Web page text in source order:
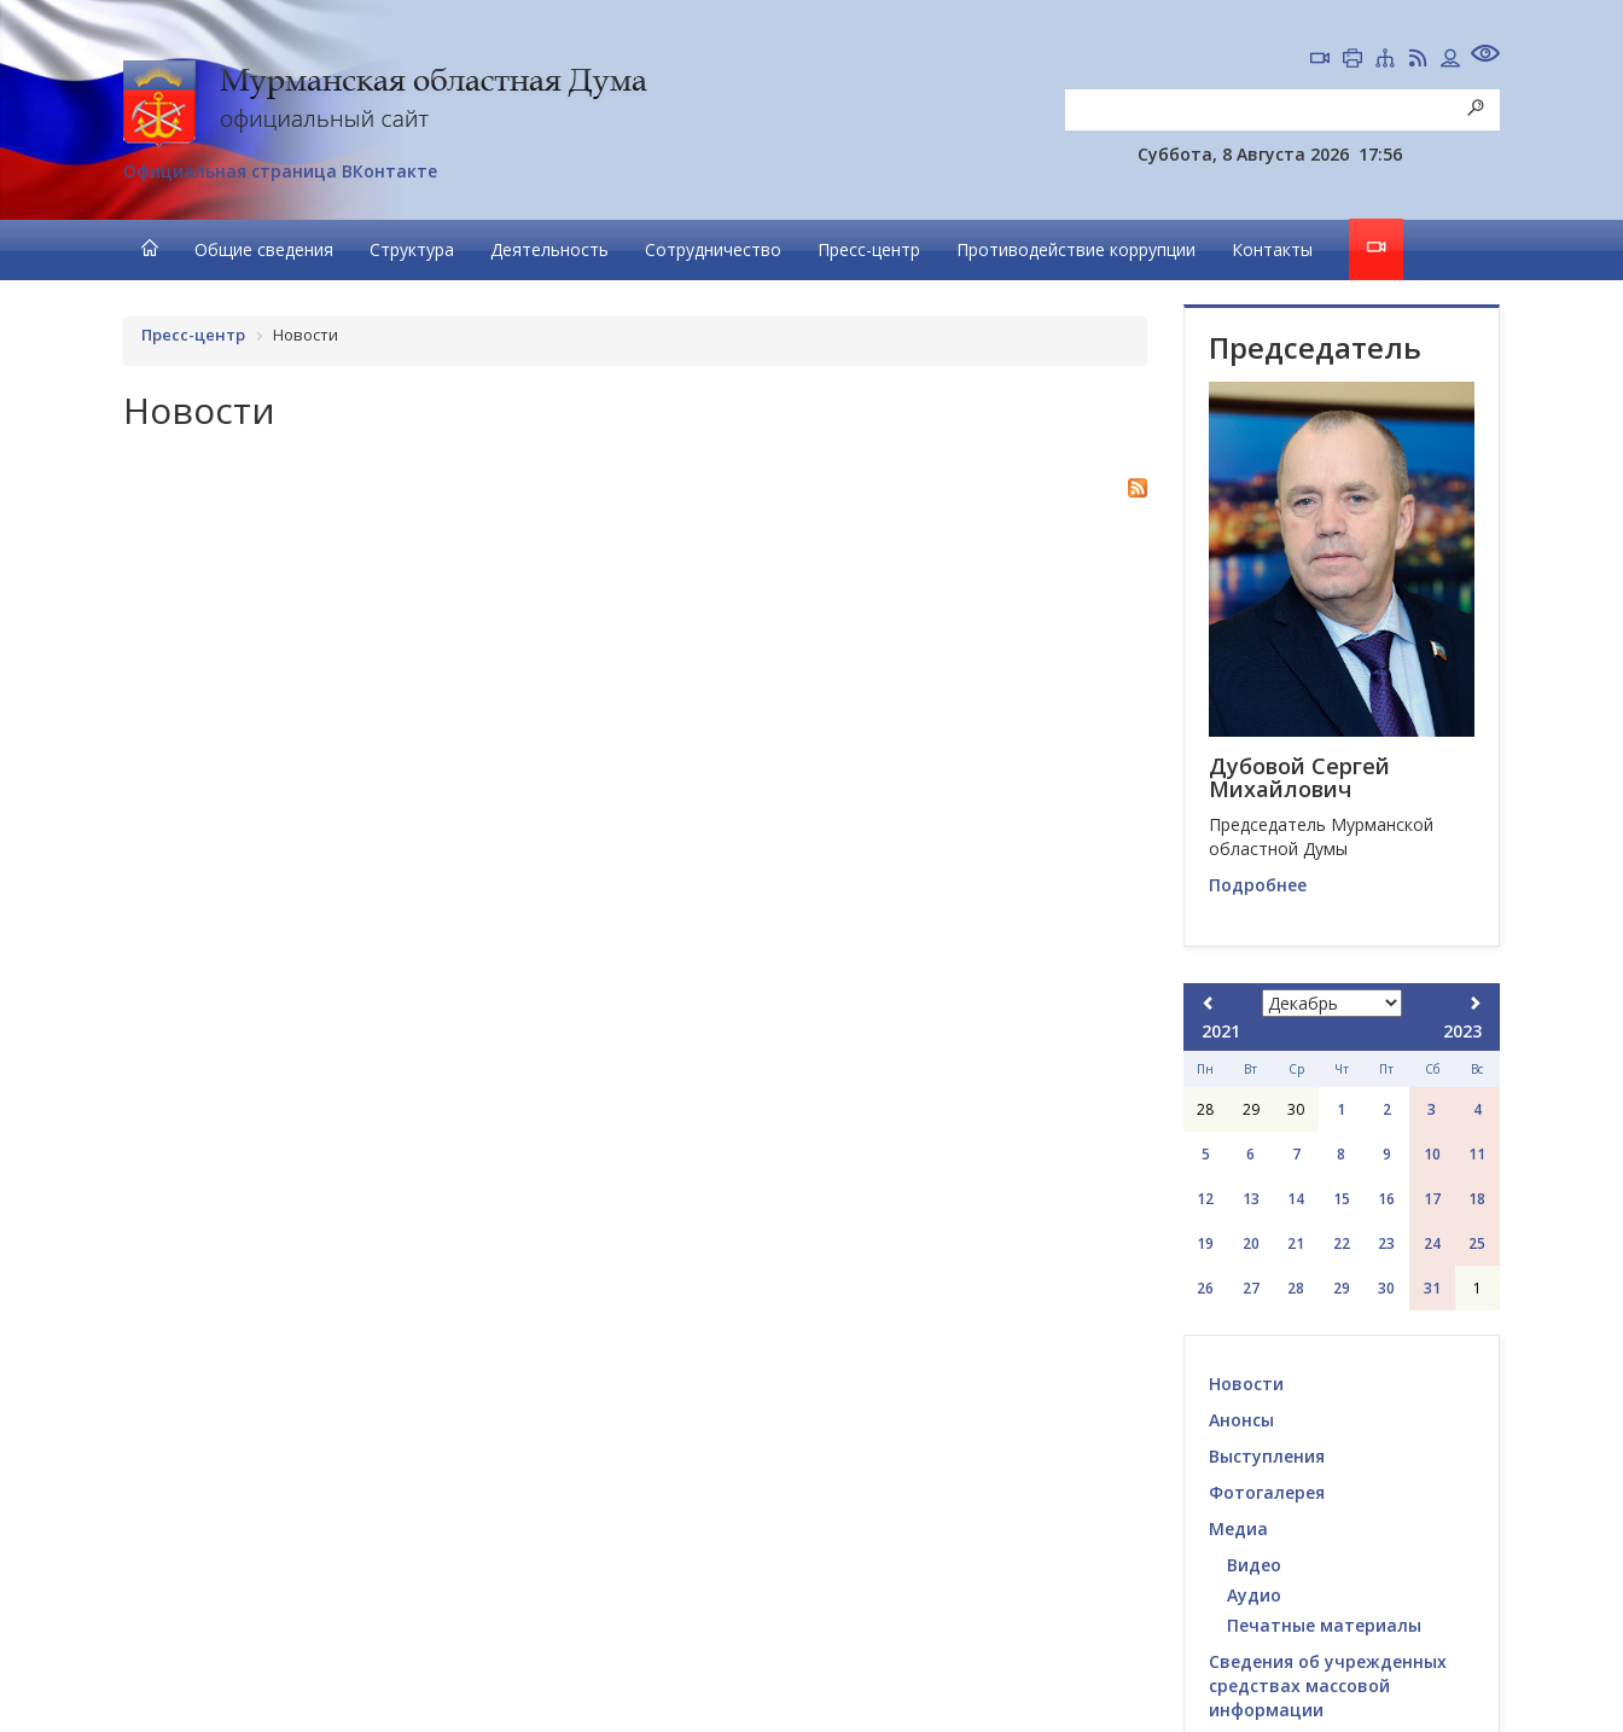
Официальная страница ВКонтакте
Суббота, 8 Августа 2026 17:56
Общие сведения Структура Деятельность Сотрудничество Пресс-центр Противодействие коррупции Контакты
Пресс-центр Новости
Новости
Председатель
Дубовой Сергей
Михайлович
Председатель Мурманской
областной Думы
Подробнее
2021 2023
Пн Вт Ср Чт Пт Сб Вс
28 29 30 1 2 3 4
5 6 7 8 9 10 11
12 13 14 15 16 17 18
19 20 21 22 23 24 25
26 27 28 29 30 31 1
Новости
Анонсы
Выступления
Фотогалерея
Медиа
Видео
Аудио
Печатные материалы
Сведения об учрежденных
средствах массовой
информации